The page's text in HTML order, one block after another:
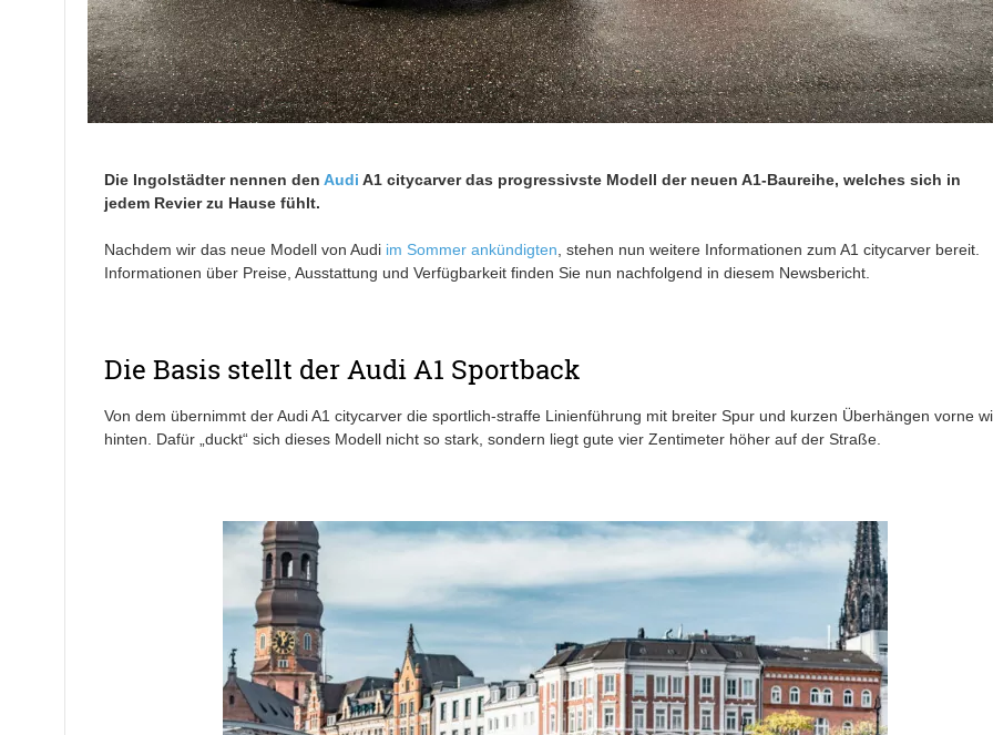
Die Ingolstädter nennen den Audi A1 citycarver das progressivste Modell der neuen A1-Baureihe, welches sich in
jedem Revier zu Hause fühlt.
Nachdem wir das neue Modell von Audi im Sommer ankündigten , stehen nun weitere Informationen zum A1 citycarver bereit.
Informationen über Preise, Ausstattung und Verfügbarkeit finden Sie nun nachfolgend in diesem Newsbericht.
Die Basis stellt der Audi A1 Sportback
Von dem übernimmt der Audi A1 citycarver die sportlich-straffe Linienführung mit breiter Spur und kurzen Überhängen vorne
hinten. Dafür „duckt“ sich dieses Modell nicht so stark, sondern liegt gute vier Zentimeter höher auf der Straße.